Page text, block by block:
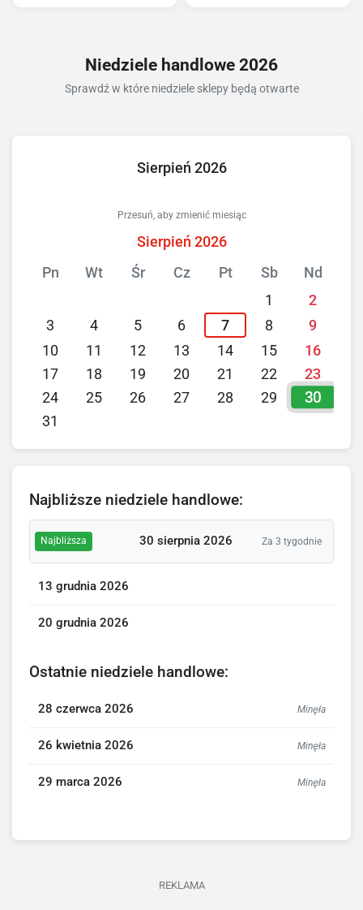
Niedziele handlowe 2026
Sprawdź w które niedziele sklepy będą otwarte
Sierpień 2026
Przesuń, aby zmienić miesiąc
Sierpień 2026
Pn
Wt Śr Cz Pt Sb
Nd
1
2
3
4 5 6 7 8
9
10
11 12 13 14 15
16
17
18 19 20 21 22
23
24
25 26 27 28 29 30
31
Najbliższe niedziele handlowe:
Najbliższa 30 sierpnia 2026 Za 3 tygodnie
13 grudnia 2026
20 grudnia 2026
Ostatnie niedziele handlowe:
28 czerwca 2026 Minęła
26 kwietnia 2026 Minęła
29 marca 2026 Minęła
REKLAMA